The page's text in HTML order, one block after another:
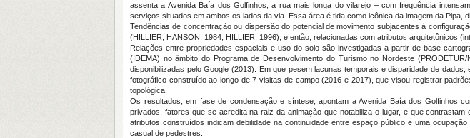
assenta a Avenida Baía dos Golfinhos, a rua mais longa do vilarejo – com frequência
serviços situados em ambos os lados da via. Essa área é tida como icônica da imagem da
Tendências de concentração ou dispersão do potencial de movimento subjacentes à
(HILLIER; HANSON, 1984; HILLIER, 1996), e então, relacionadas com atributos arquitetônicos
Relações entre propriedades espaciais e uso do solo são investigadas a partir de base
(IDEMA) no âmbito do Programa de Desenvolvimento do Turismo no Nordeste
disponibilizadas pelo Google (2013). Em que pesem lacunas temporais e disparidade de
fotográfico construído ao longo de 7 visitas de campo (2016 e 2017), que visou registrar
topológica.
Os resultados, em fase de condensação e síntese, apontam a Avenida Baía dos Golfinhos
privados, fatores que se acredita na raiz da animação que notabiliza o lugar, e que
atributos construídos indicam debilidade na continuidade entre espaço público e uma
casual de pedestres.